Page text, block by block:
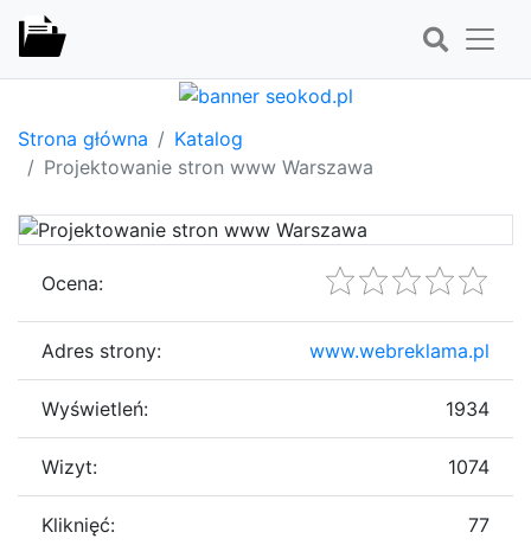
Strona główna
Katalog
Projektowanie stron www Warszawa
Ocena:
Adres strony: www.webreklama.pl
Wyświetleń: 1934
Wizyt: 1074
Kliknięć: 77